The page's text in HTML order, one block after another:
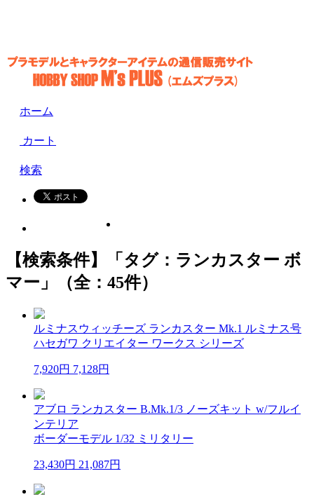
ホーム
カート
検索
【検索条件】「タグ：ランカスター ボ
マー」（全：45件）
ルミナスウィッチーズ ランカスター Mk.1 ルミナス号
ハセガワ クリエイター ワークス シリーズ
7,920円 7,128円
アブロ ランカスター B.Mk.1/3 ノーズキット w/フルイ
ンテリア
ボーダーモデル 1/32 ミリタリー
23,430円 21,087円